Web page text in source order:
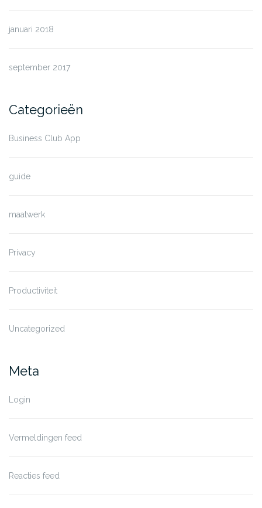
januari 2018
september 2017
Categorieën
Business Club App
guide
maatwerk
Privacy
Productiviteit
Uncategorized
Meta
Login
Vermeldingen feed
Reacties feed